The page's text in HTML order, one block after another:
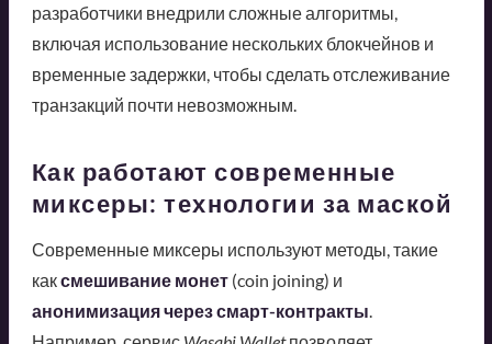
разработчики внедрили сложные алгоритмы,
включая использование нескольких блокчейнов и
временные задержки, чтобы сделать отслеживание
транзакций почти невозможным.
Как работают современные
миксеры: технологии за маской
Современные миксеры используют методы, такие
каксмешивание монет(coin joining) и
анонимизация через смарт-контракты.